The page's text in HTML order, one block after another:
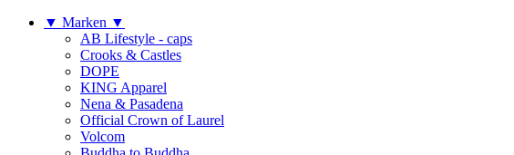
▼ Marken ▼
AB Lifestyle - caps
Crooks & Castles
DOPE
KING Apparel
Nena & Pasadena
Official Crown of Laurel
Volcom